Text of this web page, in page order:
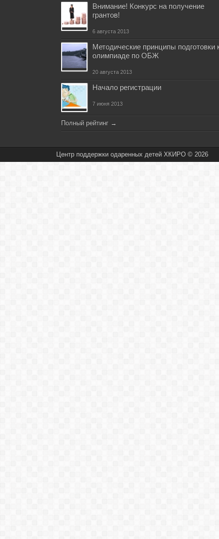
Внимание! Конкурс на получение
грантов!
6 августа 2013
Методические принципы подготовки
олимпиаде по ОБЖ
20 августа 2013
Начало регистрации
7 июня 2013
Полный рейтинг →
Центр поддержки одаренных детей ХКИРО © 2026